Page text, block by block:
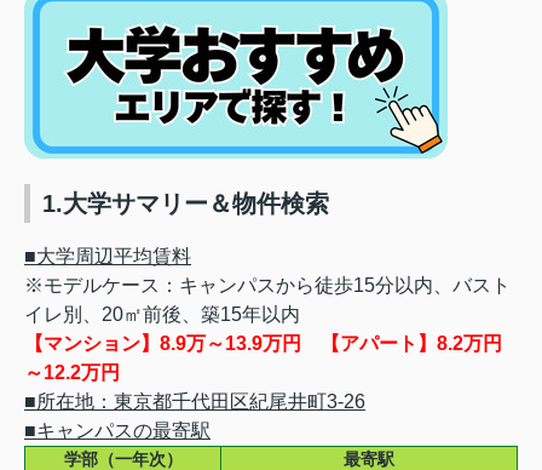
1.大学サマリー＆物件検索
■大学周辺平均賃料
※モデルケース：キャンパスから徒歩15分以内、バスト
イレ別、20㎡前後、築15年以内
【マンション】8.9万～13.9万円 【アパート】8.2万円
～12.2万円
■所在地：東京都千代田区紀尾井町3-26
■キャンパスの最寄駅
学部（一年次）
最寄駅